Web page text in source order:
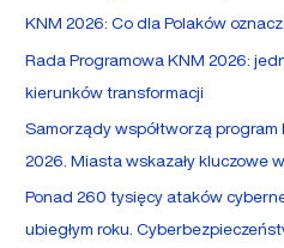
l
a
:
KNM 2026: Co dla Polaków
Rada Programowa KNM 2026:
kierunków transformacji
Samorządy współtworzą
2026. Miasta wskazały kluczowe
Ponad 260 tysięcy ataków
ubiegłym roku.